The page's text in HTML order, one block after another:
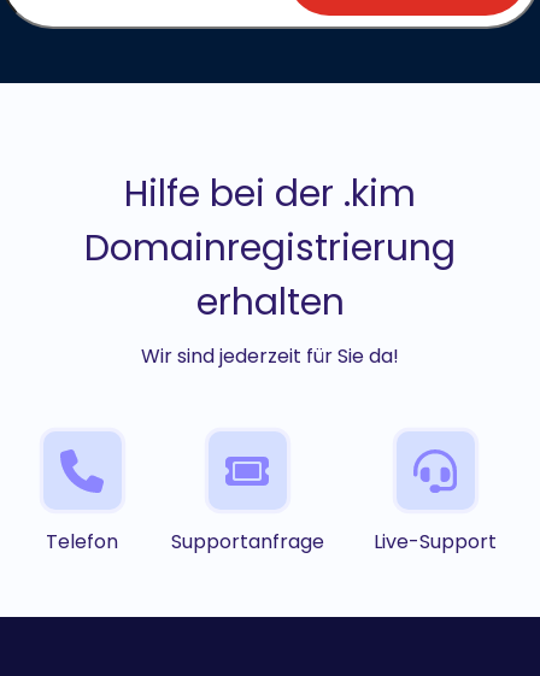
Hilfe bei der .kim
Domainregistrierung
erhalten
Wir sind jederzeit für Sie da!
Telefon Supportanfrage Live-Support